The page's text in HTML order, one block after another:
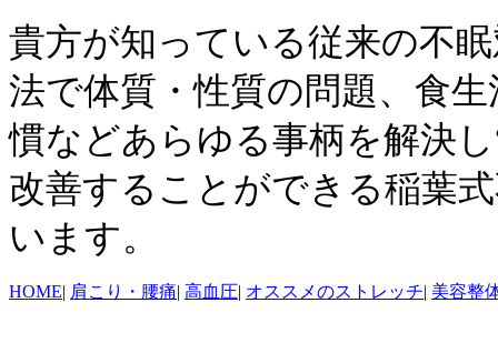
貴方が知っている従来の不
法で体質・性質の問題、食
慣などあらゆる事柄を解決
改善することができる稲葉
います。
HOME| 肩こり・腰痛| 高血圧| オススメのストレッチ| 美容整